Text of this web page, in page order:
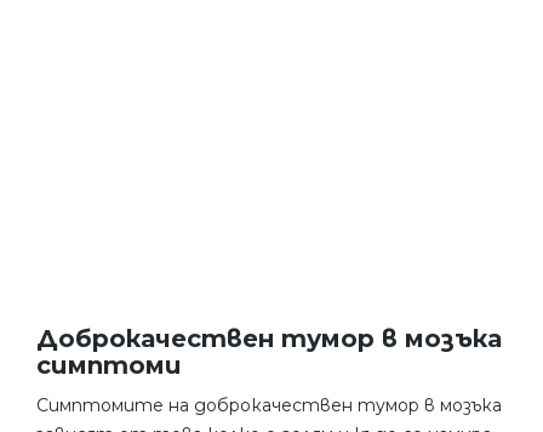
Доброкачествен тумор в мозъка
симптоми
Симптомите на доброкачествен тумор в мозъка